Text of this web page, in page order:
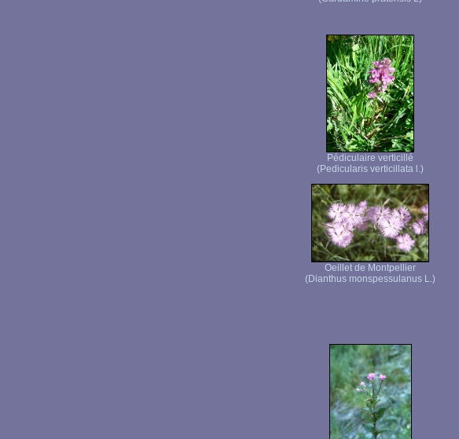
Pédiculaire verticillé
(Pedicularis verticillata l.)
Oeillet de Montpellier
(Dianthus monspessulanus L.)